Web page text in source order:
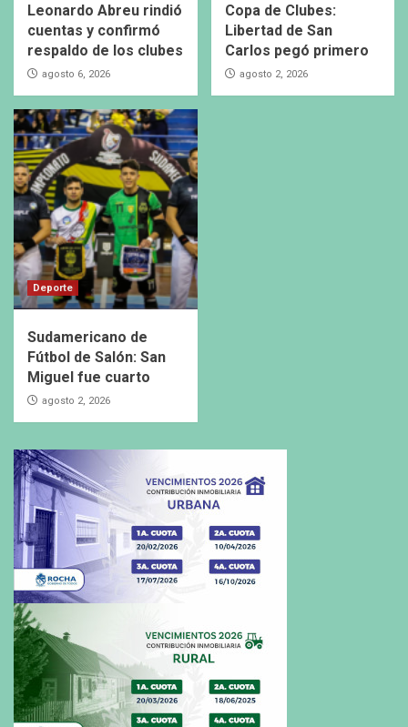
Leonardo Abreu rindió
cuentas y confirmó
respaldo de los clubes
agosto 6, 2026
Copa de Clubes:
Libertad de San
Carlos pegó primero
agosto 2, 2026
Deporte
Sudamericano de
Fútbol de Salón: San
Miguel fue cuarto
agosto 2, 2026